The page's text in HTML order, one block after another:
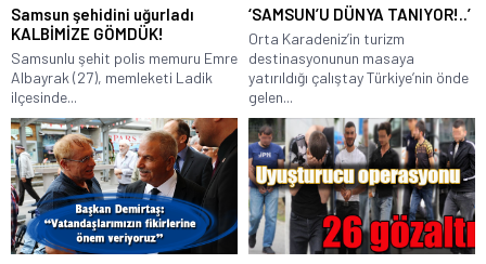
Samsun şehidini uğurladı
KALBİMİZE GÖMDÜK!
Samsunlu şehit polis memuru Emre
Albayrak (27), memleketi Ladik
ilçesinde...
‘SAMSUN’U DÜNYA TANIYOR!..’
Orta Karadeniz’in turizm
destinasyonunun masaya
yatırıldığı çalıştay Türkiye’nin önde
gelen...